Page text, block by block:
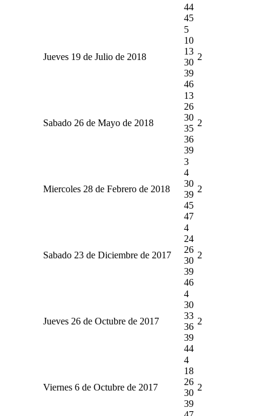
44
45
Jueves 19 de Julio de 2018
5
10
13
30
39
46
2
Sabado 26 de Mayo de 2018
13
26
30
35
36
39
2
Miercoles 28 de Febrero de 2018
3
4
30
39
45
47
2
Sabado 23 de Diciembre de 2017
4
24
26
30
39
46
2
Jueves 26 de Octubre de 2017
4
30
33
36
39
44
2
Viernes 6 de Octubre de 2017
4
18
26
30
39
2